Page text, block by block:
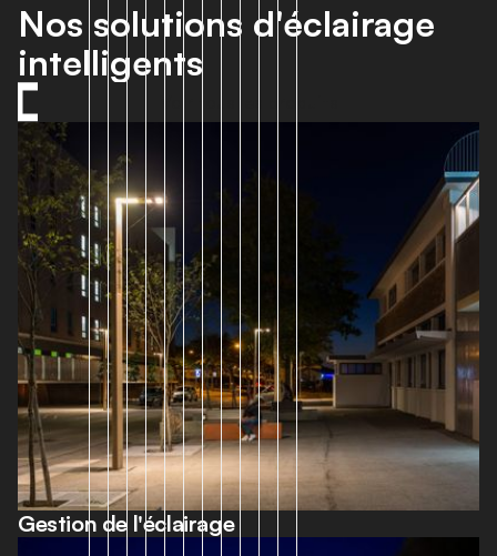
Nos solutions d'éclairage
intelligents
Gestion de l'éclairage